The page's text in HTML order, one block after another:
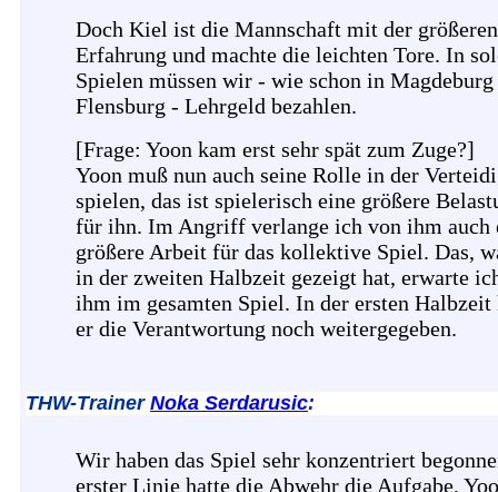
Doch Kiel ist die Mannschaft mit der größeren
Erfahrung und machte die leichten Tore. In
Spielen müssen wir - wie schon in Magdeburg
Flensburg - Lehrgeld bezahlen.
[Frage: Yoon kam erst sehr spät zum Zuge?]
Yoon muß nun auch seine Rolle in der
spielen, das ist spielerisch eine größere
für ihn. Im Angriff verlange ich von ihm auch
größere Arbeit für das kollektive Spiel. Das,
in der zweiten Halbzeit gezeigt hat, erwarte
ihm im gesamten Spiel. In der ersten Halbzeit
er die Verantwortung noch weitergegeben.
THW-Trainer Noka Serdarusic:
Wir haben das Spiel sehr konzentriert
erster Linie hatte die Abwehr die Aufgabe,